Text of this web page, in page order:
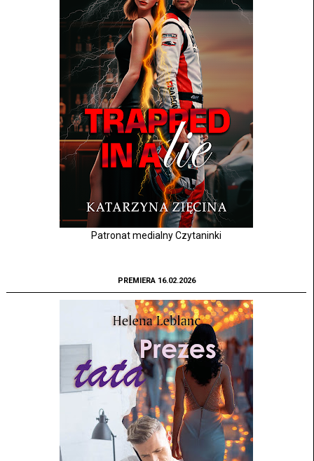
Patronat medialny Czytaninki
PREMIERA 16.02.2026